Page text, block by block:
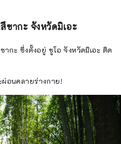
ร็จในการค้าฝ้ายมัตสึซากะในเอ
เจริญรุ่งเรืองมาสู่มัตสึซากะ
ากะ จังหวัดมิเอะ
ากะ ซึ่งตั้งอยู่ ชูโอ จังหวัดมิเอะ ติด
อนคลายร่างกาย!